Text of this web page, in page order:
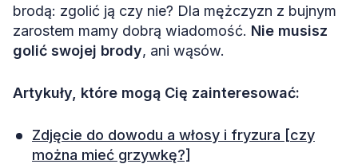
brodą: zgolić ją czy nie? Dla mężczyzn z bujnym
zarostem mamy dobrą wiadomość. Nie musisz
golić swojej brody, ani wąsów.
Artykuły, które mogą Cię zainteresować:
Zdjęcie do dowodu a włosy i fryzura [czy
można mieć grzywkę?]